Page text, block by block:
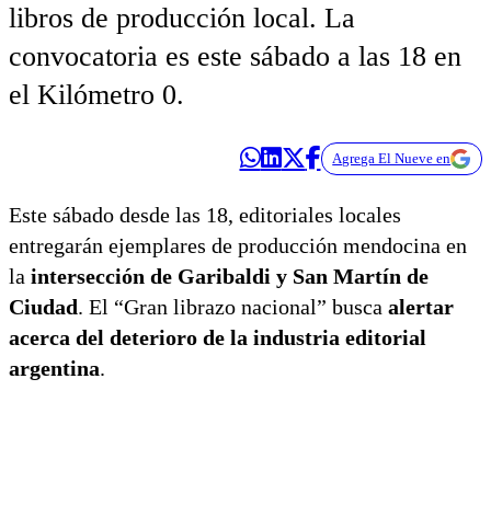
libros de producción local. La
convocatoria es este sábado a las 18 en
el Kilómetro 0.
Agrega El Nueve en
Este sábado desde las 18, editoriales locales
entregarán ejemplares de producción mendocina en
la intersección de Garibaldi y San Martín de
Ciudad. El “Gran librazo nacional” busca alertar
acerca del deterioro de la industria editorial
argentina.